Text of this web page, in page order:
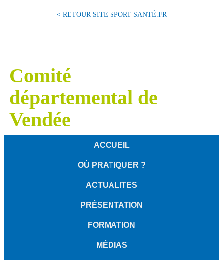
< RETOUR SITE SPORT SANTÉ.FR
Comité
départemental de
Vendée
ACCUEIL
OÙ PRATIQUER ?
ACTUALITES
PRÉSENTATION
FORMATION
MÉDIAS